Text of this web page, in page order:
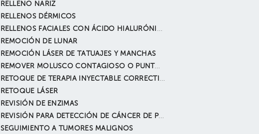
RELLENO NARIZ
RELLENOS DÉRMICOS
RELLENOS FACIALES CON ÁCIDO HIALURÓNICO
REMOCIÓN DE LUNAR
REMOCIÓN LÁSER DE TATUAJES Y MANCHAS
REMOVER MOLUSCO CONTAGIOSO O PUNTOS RUBÍ
RETOQUE DE TERAPIA INYECTABLE CORRECTIVA DE LÍNEAS DE EXPRESIÓN
RETOQUE LÁSER
REVISIÓN DE ENZIMAS
REVISIÓN PARA DETECCIÓN DE CÁNCER DE PIEL
SEGUIMIENTO A TUMORES MALIGNOS